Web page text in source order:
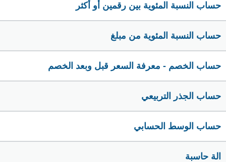
حساب النسبة المئوية بين رقمين أو أكثر
حساب النسبة المئوية من مبلغ
حساب الخصم - معرفة السعر قبل وبعد الخصم
حساب الجذر التربيعي
حساب الوسط الحسابي
الة حاسبة